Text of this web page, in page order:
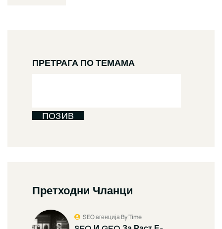
ПРЕТРАГА ПО ТЕМАМА
ПОЗИВ
Претходни Чланци
SEO агенција By Time